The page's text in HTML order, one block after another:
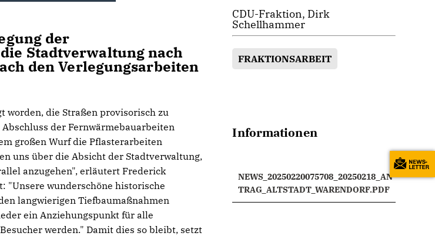
der
Stadtverwaltung nach
den Verlegungsarbeiten
worden, die Straßen provisorisch zu
der Fernwärmebauarbeiten
großen Wurf die Pflasterarbeiten
uns über die Absicht der Stadtverwaltung,
anzugehen", erläutert Frederick
"Unsere wunderschöne historische
langwierigen Tiefbaumaßnahmen
ein Anziehungspunkt für alle
werden." Damit dies so bleibt, setzt
CDU-Fraktion, Dirk
Schellhammer
FRAKTIONSARBEIT
Informationen
NEWS_20250220075708_20250218_AN
TRAG_ALTSTADT_WARENDORF.PDF